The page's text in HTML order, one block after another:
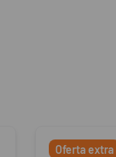
Oferta extra